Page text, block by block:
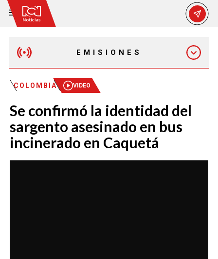
EMISIONES
EMISIÓN 12:30 PM
EMISIÓN 7:00 PM
COLOMBIA VIDEO
Se confirmó la identidad del
sargento asesinado en bus
incinerado en Caquetá